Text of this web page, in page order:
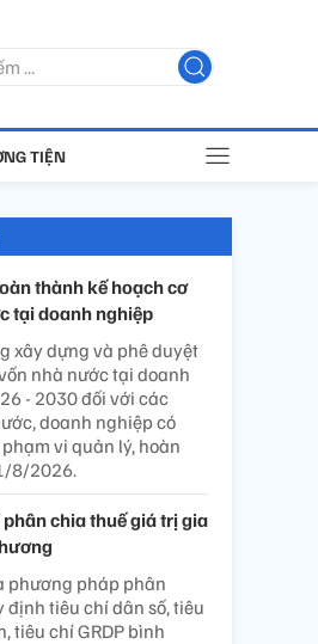
TIỆN
thành kế hoạch cơ
tại doanh nghiệp
xây dựng và phê duyệt
nhà nước tại doanh
- 2030 đối với các
doanh nghiệp có
vi quản lý, hoàn
8/2026.
chia thuế giá trị gia
phương pháp phân
tiêu chí dân số, tiêu
tiêu chí GRDP bình